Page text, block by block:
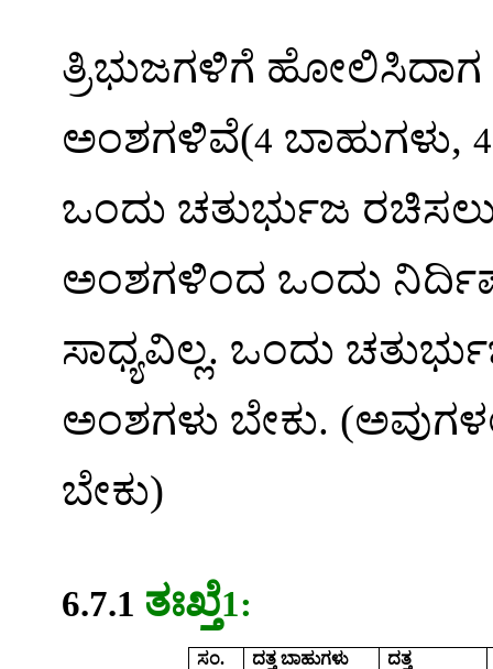
ತ್ರಿಭುಜಗಳಿಗೆ ಹೋಲಿಸಿದಾಗ
ಅಂಶಗಳಿವೆ(4 ಬಾಹುಗಳು, 4
ಒಂದು ಚತುರ್ಭುಜ
ಅಂಶಗಳಿಂದ ಒಂದು
ಸಾಧ್ಯವಿಲ್ಲ. ಒಂದು
ಅಂಶಗಳು ಬೇಕು. (
ಬೇಕು)
6.7.1 ತಃಖ್ತೆ1:
ಸಂ. ದತ್ತ ಬಾಹುಗಳು ದತ್ತ